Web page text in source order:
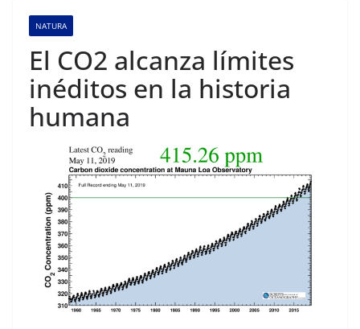
NATURA
El CO2 alcanza límites
inéditos en la historia
humana